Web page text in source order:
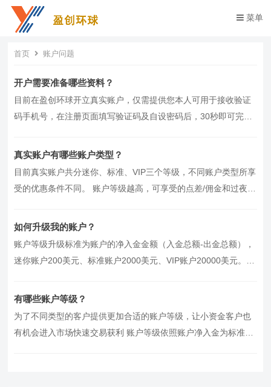
菜单
首页 账户问题
开户需要准备哪些资料？
目前在盈创环球开立真实账户，仅需提供您本人可用于接收验证
码手机号，在注册页面填写验证码及自设密码后，30秒即可完成
真实账户有哪些账户类型？
目前真实账户共分迷你、标准、VIP三个等级，不同账户类型所享
受的优惠条件不同。 账户等级越高，可享受的点差/佣金和过夜利
如何升级我的账户？
账户等级升级标准为账户的净入金金额（入金总额-出金总额），
迷你账户200美元、标准账户2000美元、VIP账户20000美元。
有哪些账户等级？
为了不同类型的客户提供更加合适的账户等级，让小资金客户也
有机会进入市场快速交易获利 账户等级依照账户净入金为标准，